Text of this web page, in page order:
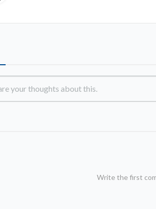
Write the first